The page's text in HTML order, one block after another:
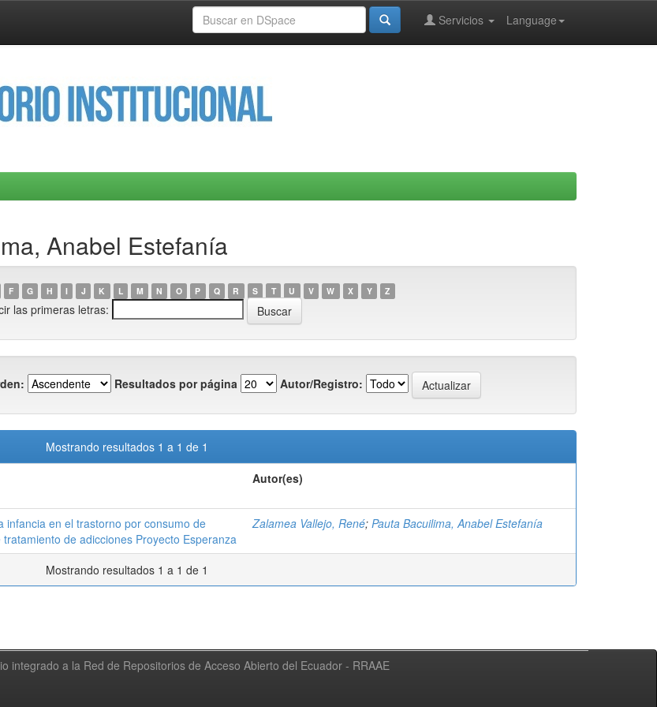
Language
Servicios
Anabel Estefanía
F G H I J K L M N O P Q R S T U V W X Y Z
las primeras letras:
Resultados por página Autor/Registro:
Mostrando resultados 1 a 1 de 1
Autor(es)
infancia en el trastorno por consumo de
de adicciones Proyecto Esperanza
Zalamea Vallejo, René; Pauta Bacuilima, Anabel Estefanía
Mostrando resultados 1 a 1 de 1
integrado a la Red de Repositorios de Acceso Abierto del Ecuador - RRAAE